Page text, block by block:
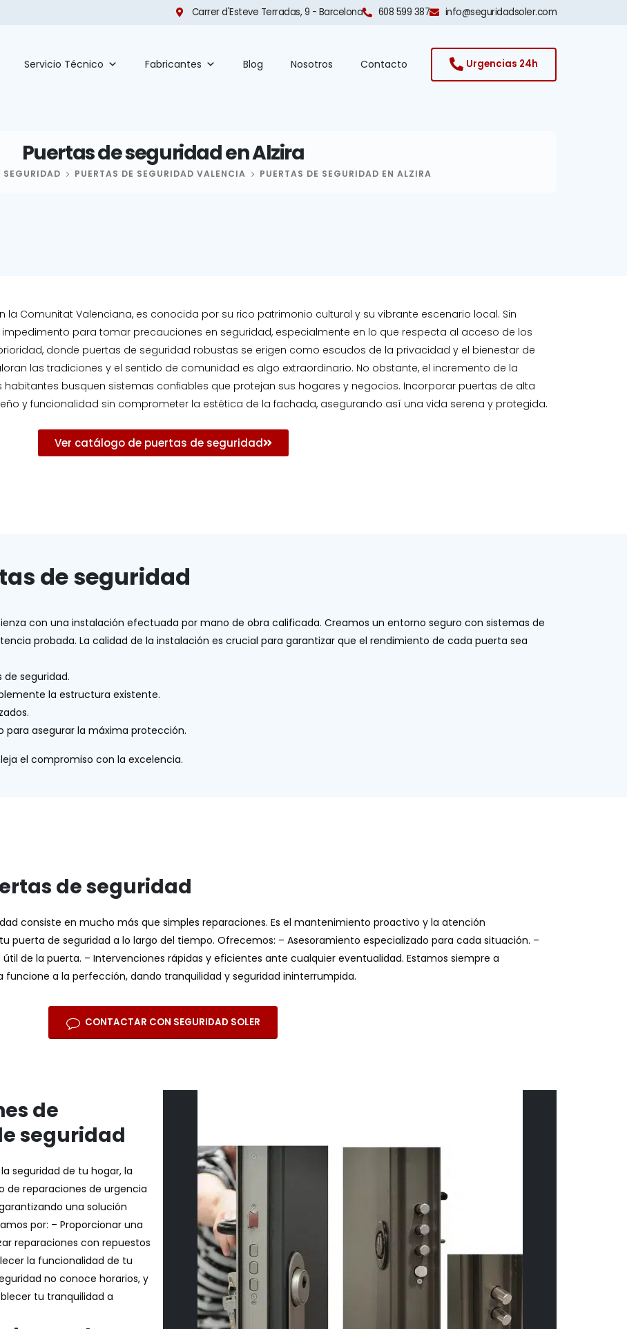
Carrer d'Esteve Terradas, 9 - Barcelona​ 608 599 387 info@seguridadsoler.com
Servicio Técnico Fabricantes Blog Nosotros Contacto Urgencias 24h
Puertas de seguridad en Alzira
SEGURIDAD PUERTAS DE SEGURIDAD VALENCIA PUERTAS DE SEGURIDAD EN ALZIRA
la Comunitat Valenciana, es conocida por su rico patrimonio cultural y su vibrante escenario local. Sin
para tomar precauciones en seguridad, especialmente en lo que respecta al acceso de los
donde puertas de seguridad robustas se erigen como escudos de la privacidad y el bienestar de
las tradiciones y el sentido de comunidad es algo extraordinario. No obstante, el incremento de la
busquen sistemas confiables que protejan sus hogares y negocios. Incorporar puertas de alta
y funcionalidad sin comprometer la estética de la fachada, asegurando así una vida serena y protegida.
Ver catálogo de puertas de seguridad
de seguridad
con una instalación efectuada por mano de obra calificada. Creamos un entorno seguro con sistemas de
probada. La calidad de la instalación es crucial para garantizar que el rendimiento de cada puerta sea
de seguridad.
la estructura existente.
asegurar la máxima protección.
el compromiso con la excelencia.
de seguridad
consiste en mucho más que simples reparaciones. Es el mantenimiento proactivo y la atención
puerta de seguridad a lo largo del tiempo. Ofrecemos: – Asesoramiento especializado para cada situación. –
de la puerta. – Intervenciones rápidas y eficientes ante cualquier eventualidad. Estamos siempre a
a la perfección, dando tranquilidad y seguridad ininterrumpida.
CONTACTAR CON SEGURIDAD SOLER
de
seguridad
seguridad de tu hogar, la
de reparaciones de urgencia
una solución
por: – Proporcionar una
reparaciones con repuestos
la funcionalidad de tu
no conoce horarios, y
tu tranquilidad a